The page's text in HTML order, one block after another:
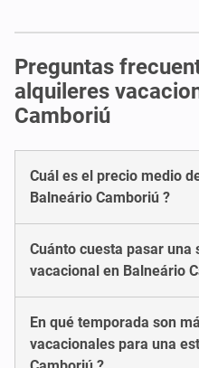
Preguntas
alquileres
Camboriú
Cuál es el precio medio
Balneário Camboriú ?
Cuánto cuesta pasar una
vacacional en Balneário
En qué temporada son
vacacionales para una